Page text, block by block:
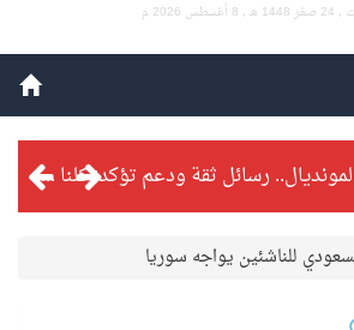
هـ , 8 أغسطس 2026 م
من المعذر إلى المونديال.. رسائل ثقة ودعم تؤكد: كلنا مع الأخضر
للناشئين يواجه سوريا